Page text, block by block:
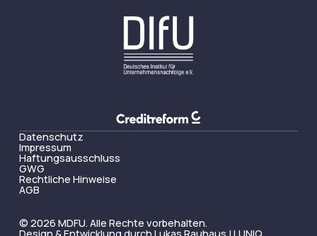
Datenschutz
Impressum
Haftungsausschluss
GWG
Rechtliche Hinweise
AGB
© 2026 MDFU. Alle Rechte vorbehalten.
Design & Entwicklung durchLukas Rauhaus |LUNIQ